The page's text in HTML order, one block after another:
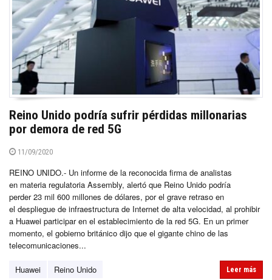
Reino Unido podría sufrir pérdidas millonarias
por demora de red 5G
11/09/2020
REINO UNIDO.- Un informe de la reconocida firma de analistas
en materia regulatoria Assembly, alertó que Reino Unido podría
perder 23 mil 600 millones de dólares, por el grave retraso en
el despliegue de infraestructura de Internet de alta velocidad, al prohibir
a Huawei participar en el establecimiento de la red 5G. En un primer
momento, el gobierno británico dijo que el gigante chino de las
telecomunicaciones...
Huawei Reino Unido Leer más